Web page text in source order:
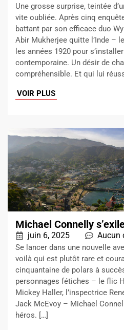
Une grosse surprise, teintée
vite oubliée. Après cinq
battant par son efficace duo
Abir Mukherjee quitte l’Inde –
les années 1920 pour
contemporaine. Un désir de
compréhensible. Et qui lui
VOIR PLUS
Michael Connelly
juin 6, 2025 Aucun
Se lancer dans une nouvelle
voilà qui est plutôt rare et
cinquantaine de polars à
personnages fétiches – le flic
Mickey Haller, l’inspectrice
Jack McEvoy – Michael
héros. […]